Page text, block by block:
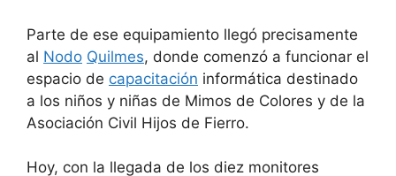
Parte de ese equipamiento llegó precisamente
al Nodo Quilmes, donde comenzó a funcionar el
espacio de capacitación informática destinado
a los niños y niñas de Mimos de Colores y de la
Asociación Civil Hijos de Fierro.
Hoy, con la llegada de los diez monitores